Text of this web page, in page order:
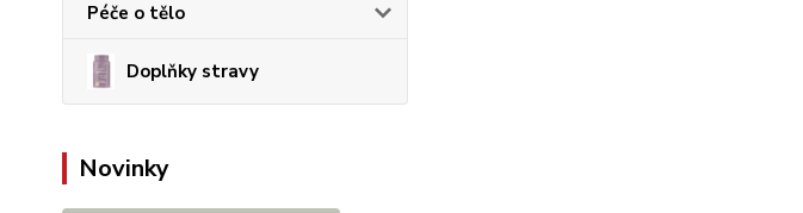
Péče o tělo
Doplňky stravy
Novinky